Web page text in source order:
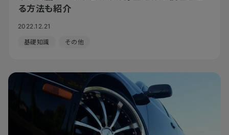
る方法も紹介
2022.12.21
基礎知識 その他